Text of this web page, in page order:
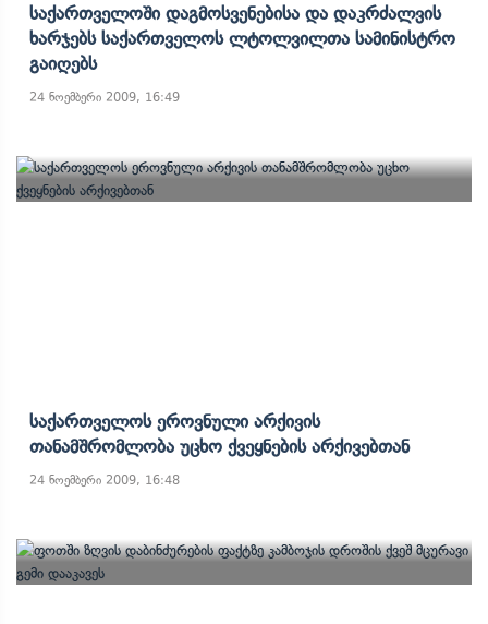
Საქართველოში Დაგმოსვენებისა Და Დაკრძალვის
Ხარჯებს Საქართველოს Ლტოლვილთა Სამინისტრო
Გაიღებს
24 ნოემბერი 2009, 16:49
Საქართველოს Ეროვნული Არქივის
Თანამშრომლობა Უცხო Ქვეყნების Არქივებთან
24 ნოემბერი 2009, 16:48